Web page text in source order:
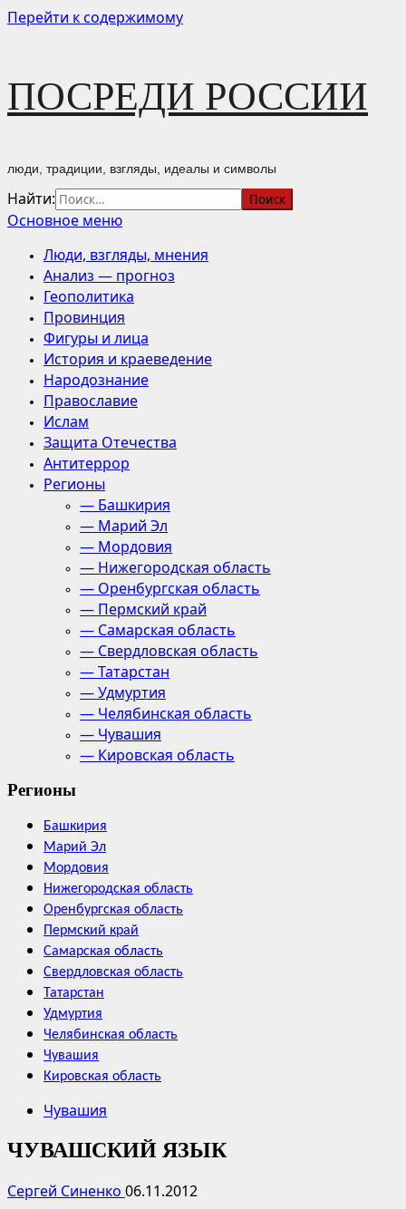
Перейти к содержимому
ПОСРЕДИ РОССИИ
люди, традиции, взгляды, идеалы и символы
Найти:
Основное меню
Люди, взгляды, мнения
Анализ — прогноз
Геополитика
Провинция
Фигуры и лица
История и краеведение
Народознание
Православие
Ислам
Защита Отечества
Антитеррор
Регионы
— Башкирия
— Марий Эл
— Мордовия
— Нижегородская область
— Оренбургская область
— Пермский край
— Самарская область
— Свердловская область
— Татарстан
— Удмуртия
— Челябинская область
— Чувашия
— Кировская область
Регионы
Башкирия
Марий Эл
Мордовия
Нижегородская область
Оренбургская область
Пермский край
Самарская область
Свердловская область
Татарстан
Удмуртия
Челябинская область
Чувашия
Кировская область
Чувашия
ЧУВАШСКИЙ ЯЗЫК
Сергей Синенко 06.11.2012